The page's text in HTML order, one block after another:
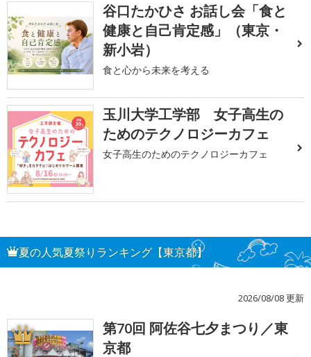
谷口たかひさ お話し会「食と
健康と自己肯定感」（東京・
新小岩）
食と心から未来を考える
玉川大学工学部 女子高生の
ためのテクノロジーカフェ
女子高生のためのテクノロジーカフェ
夏の人気夏祭りランキング【東京都】
2026/08/08 更新
1
第70回 阿佐谷七夕まつり／東
京都